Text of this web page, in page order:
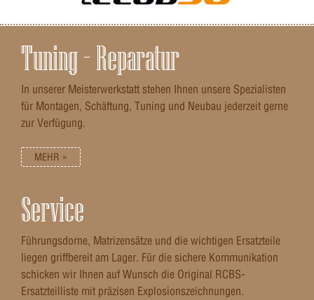
Tuning – Reparatur
In unserer Meisterwerkstatt stehen Ihnen unsere Spezialisten
für Montagen, Schäftung, Tuning und Neubau jederzeit gerne
zur Verfügung.
MEHR »
Service
Führungsdorne, Matrizensätze und die wichtigen Ersatzteile
liegen griffbereit am Lager. Für die sichere Kommunikation
schicken wir Ihnen auf Wunsch die Original RCBS-
Ersatzteilliste mit präzisen Explosionszeichnungen.